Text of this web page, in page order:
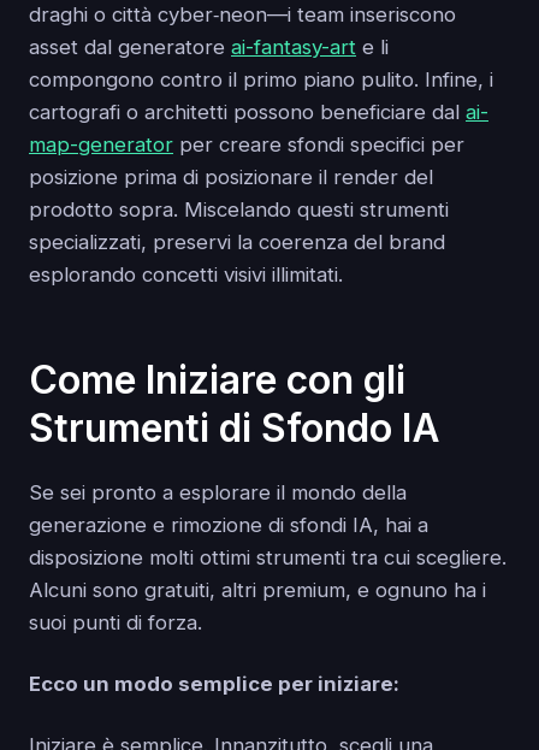
draghi o città cyber‑neon—i team inseriscono
asset dal generatore ai-fantasy-art e li
compongono contro il primo piano pulito. Infine, i
cartografi o architetti possono beneficiare dal ai-
map-generator per creare sfondi specifici per
posizione prima di posizionare il render del
prodotto sopra. Miscelando questi strumenti
specializzati, preservi la coerenza del brand
esplorando concetti visivi illimitati.
Come Iniziare con gli
Strumenti di Sfondo IA
Se sei pronto a esplorare il mondo della
generazione e rimozione di sfondi IA, hai a
disposizione molti ottimi strumenti tra cui scegliere.
Alcuni sono gratuiti, altri premium, e ognuno ha i
suoi punti di forza.
Ecco un modo semplice per iniziare:
Iniziare è semplice. Innanzitutto, scegli una